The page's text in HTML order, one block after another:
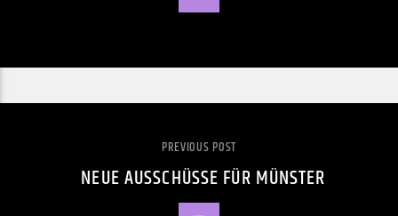
PREVIOUS POST
NEUE AUSSCHÜSSE FÜR MÜNSTER